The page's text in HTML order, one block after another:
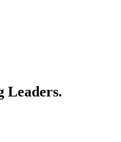
Leaders.